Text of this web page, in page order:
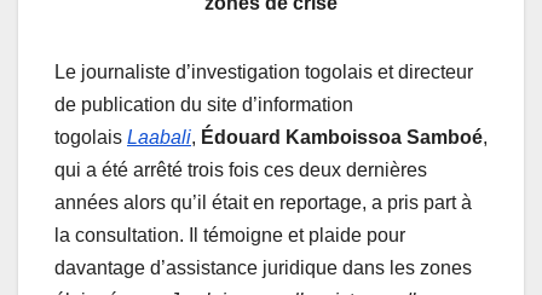
Le journaliste d’investigation togolais et directeur
de publication du site d’information
togolais Laabali, Édouard Kamboissoa Samboé,
qui a été arrêté trois fois ces deux dernières
années alors qu’il était en reportage, a pris part à
la consultation. Il témoigne et plaide pour
davantage d’assistance juridique dans les zones